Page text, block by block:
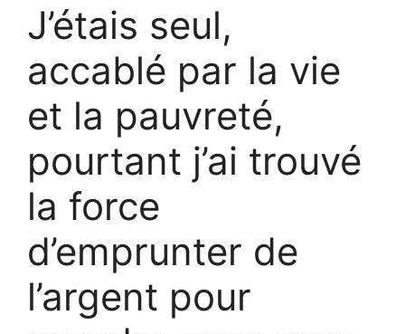
J’étais seul,
accablé par la vie
et la pauvreté,
pourtant j’ai trouvé
la force
d’emprunter de
l’argent pour